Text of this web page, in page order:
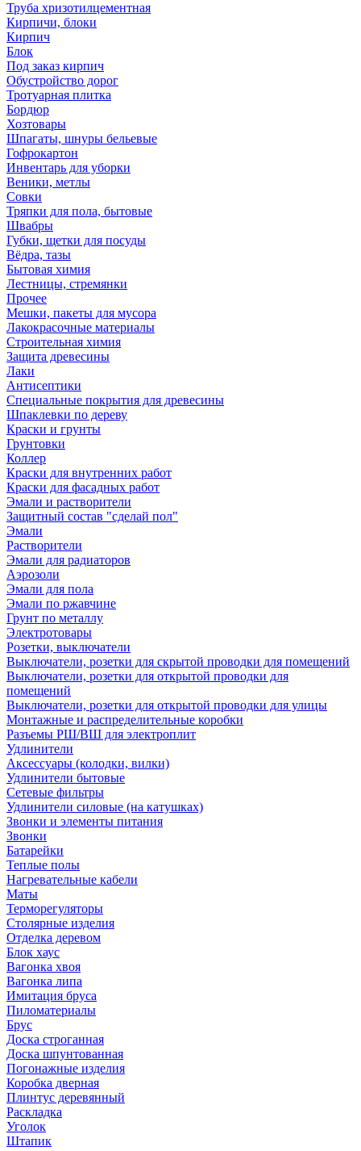
Труба хризотилцементная
Кирпичи, блоки
Кирпич
Блок
Под заказ кирпич
Обустройство дорог
Тротуарная плитка
Бордюр
Хозтовары
Шпагаты, шнуры бельевые
Гофрокартон
Инвентарь для уборки
Веники, метлы
Совки
Тряпки для пола, бытовые
Швабры
Губки, щетки для посуды
Вёдра, тазы
Бытовая химия
Лестницы, стремянки
Прочее
Мешки, пакеты для мусора
Лакокрасочные материалы
Строительная химия
Защита древесины
Лаки
Антисептики
Специальные покрытия для древесины
Шпаклевки по дереву
Краски и грунты
Грунтовки
Коллер
Краски для внутренних работ
Краски для фасадных работ
Эмали и растворители
Защитный состав "сделай пол"
Эмали
Растворители
Эмали для радиаторов
Аэрозоли
Эмали для пола
Эмали по ржавчине
Грунт по металлу
Электротовары
Розетки, выключатели
Выключатели, розетки для скрытой проводки для помещений
Выключатели, розетки для открытой проводки для
помещений
Выключатели, розетки для открытой проводки для улицы
Монтажные и распределительные коробки
Разъемы РШ/ВШ для электроплит
Удлинители
Аксессуары (колодки, вилки)
Удлинители бытовые
Сетевые фильтры
Удлинители силовые (на катушках)
Звонки и элементы питания
Звонки
Батарейки
Теплые полы
Нагревательные кабели
Маты
Терморегуляторы
Столярные изделия
Отделка деревом
Блок хаус
Вагонка хвоя
Вагонка липа
Имитация бруса
Пиломатериалы
Брус
Доска строганная
Доска шпунтованная
Погонажные изделия
Коробка дверная
Плинтус деревянный
Раскладка
Уголок
Штапик